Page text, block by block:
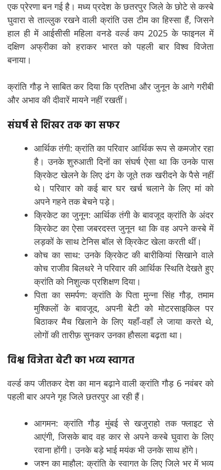
एक प्रेरणा बन गई है। मध्य प्रदेश के छतरपुर जिले के छोटे से कस्बे
घुवारा से ताल्लुक रखने वाली क्रांति उस टीम का हिस्सा हैं, जिसने
हाल ही में आईसीसी महिला वनडे वर्ल्ड कप 2025 के फाइनल में
दक्षिण अफ्रीका को हराकर भारत को पहली बार विश्व विजेता
बनाया।
क्रांति गौड़ ने साबित कर दिया कि प्रतिभा और जुनून के आगे गरीबी
और अभाव की दीवारें मायने नहीं रखतीं।
संघर्ष से शिखर तक का सफर
आर्थिक तंगी: क्रांति का परिवार आर्थिक रूप से कमजोर रहा
है। उनके शुरुआती दिनों का संघर्ष ऐसा था कि उनके पास
क्रिकेट खेलने के लिए ढंग के जूते तक खरीदने के पैसे नहीं
थे। परिवार को कई बार घर खर्च चलाने के लिए मां को
अपने गहने तक बेचने पड़े।
क्रिकेट का जुनून: आर्थिक तंगी के बावजूद क्रांति के अंदर
क्रिकेट का ऐसा जबरदस्त जुनून था कि वह अपने कस्बे में
लड़कों के साथ टेनिस बॉल से क्रिकेट खेला करती थीं।
कोच का साथ: उनके क्रिकेट की बारीकियां सिखाने वाले
कोच राजीव बिलथरे ने परिवार की आर्थिक स्थिति देखते हुए
क्रांति को निशुल्क प्रशिक्षण दिया।
पिता का समर्पण: क्रांति के पिता मुन्ना सिंह गौड़, तमाम
मुश्किलों के बावजूद, अपनी बेटी को मोटरसाइकिल पर
बिठाकर मैच खिलाने के लिए यहाँ-वहाँ ले जाया करते थे,
लोगों की तारीफ़ सुनकर उनका हौसला बढ़ता था।
विश्व विजेता बेटी का भव्य स्वागत
वर्ल्ड कप जीतकर देश का मान बढ़ाने वाली क्रांति गौड़ 6 नवंबर को
पहली बार अपने गृह जिले छतरपुर आ रही हैं।
आगमन: क्रांति गौड़ मुंबई से खजुराहो तक फ्लाइट से
आएंगी, जिसके बाद वह कार से अपने कस्बे घुवारा के लिए
रवाना होंगी। उनके बड़े भाई मयंक भी उनके साथ होंगे।
जश्न का माहौल: क्रांति के स्वागत के लिए जिले भर में भव्य